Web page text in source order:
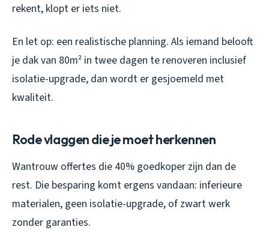
rekent, klopt er iets niet.
En let op: een realistische planning. Als iemand belooft
je dak van 80m² in twee dagen te renoveren inclusief
isolatie-upgrade, dan wordt er gesjoemeld met
kwaliteit.
Rode vlaggen die je moet herkennen
Wantrouw offertes die 40% goedkoper zijn dan de
rest. Die besparing komt ergens vandaan: inferieure
materialen, geen isolatie-upgrade, of zwart werk
zonder garanties.